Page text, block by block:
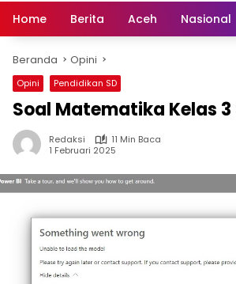
Home Berita Aceh Nasional
Beranda Opini
Opini Pendidikan SD
Soal Matematika Kelas 3
Redaksi
11 Min Baca
1 Februari 2025